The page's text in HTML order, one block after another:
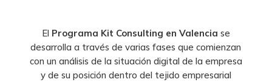
El Programa Kit Consulting en Valencia se
desarrolla a través de varias fases que comienzan
con un análisis de la situación digital de la empresa
y de su posición dentro del tejido empresarial